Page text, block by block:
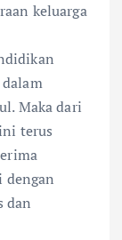
keluarga
Maka dari
terus
dengan
dan